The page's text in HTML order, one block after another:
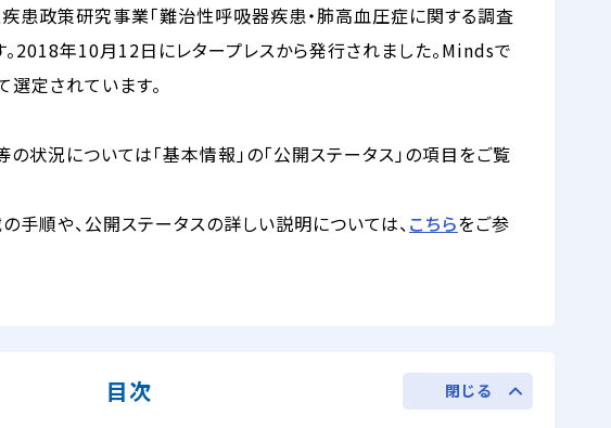
患政策研究事業「難治性呼吸器疾患・肺高血圧症に関する調査
。2018年10月12日にレタープレスから発行されました。Mindsで
定されています。
状況については「基本情報」の「公開ステータス」の項目をご覧
手順や、公開ステータスの詳しい説明については、 こちらをご参
目次 閉じる